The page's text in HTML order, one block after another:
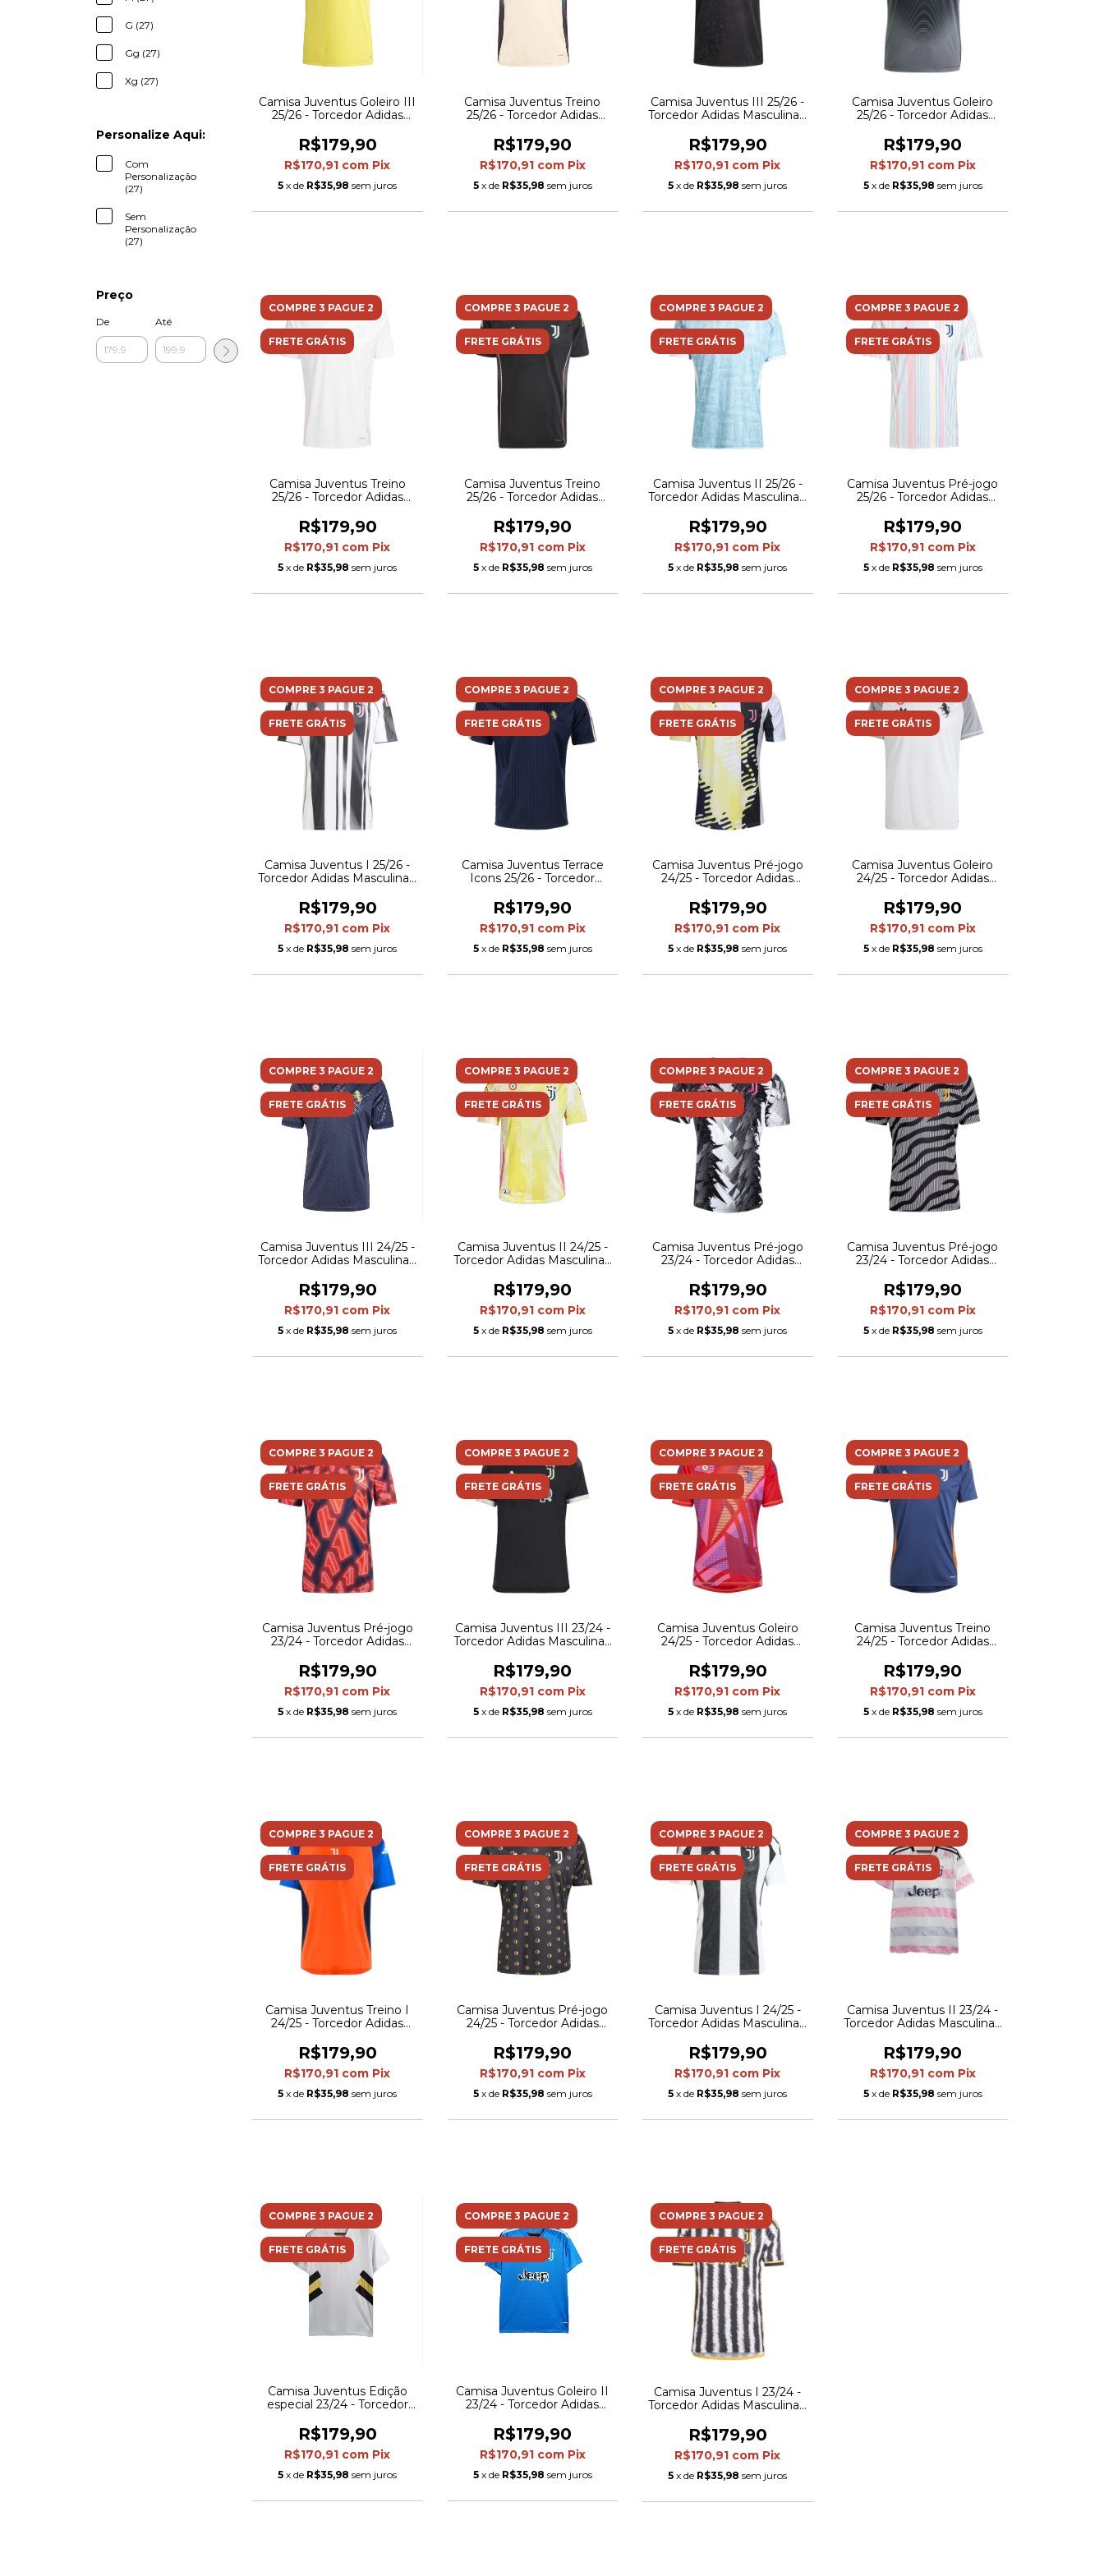
G (27)
Gg (27)
Xg (27)
Personalize Aqui:
Com
Personalização
(27)
Sem
Personalização
(27)
Preço
De Até
Camisa Juventus Goleiro III
25/26 - Torcedor Adidas
R$179,90
R$170,91 com Pix
5 x de R$35,98 sem juros
Camisa Juventus Treino
25/26 - Torcedor Adidas
R$179,90
R$170,91 com Pix
5 x de R$35,98 sem juros
Camisa Juventus III 25/26 -
Torcedor Adidas Masculina -
R$179,90
R$170,91 com Pix
5 x de R$35,98 sem juros
Camisa Juventus Goleiro
25/26 - Torcedor Adidas
R$179,90
R$170,91 com Pix
5 x de R$35,98 sem juros
COMPRE 3 PAGUE 2
FRETE GRÁTIS
Camisa Juventus Treino
25/26 - Torcedor Adidas
R$179,90
R$170,91 com Pix
5 x de R$35,98 sem juros
COMPRE 3 PAGUE 2
FRETE GRÁTIS
Camisa Juventus Treino
25/26 - Torcedor Adidas
R$179,90
R$170,91 com Pix
5 x de R$35,98 sem juros
COMPRE 3 PAGUE 2
FRETE GRÁTIS
Camisa Juventus II 25/26 -
Torcedor Adidas Masculina -
branco e amarelo
R$179,90
R$170,91 com Pix
5 x de R$35,98 sem juros
COMPRE 3 PAGUE 2
FRETE GRÁTIS
Camisa Juventus Pré-jogo
25/26 - Torcedor Adidas
detalhes em rosa e azul
R$179,90
R$170,91 com Pix
5 x de R$35,98 sem juros
COMPRE 3 PAGUE 2
FRETE GRÁTIS
Camisa Juventus I 25/26 -
Torcedor Adidas Masculina -
detalhes em rosa
R$179,90
R$170,91 com Pix
5 x de R$35,98 sem juros
COMPRE 3 PAGUE 2
FRETE GRÁTIS
Camisa Juventus Terrace
Icons 25/26 - Torcedor
detalhes em branco
R$179,90
R$170,91 com Pix
5 x de R$35,98 sem juros
COMPRE 3 PAGUE 2
FRETE GRÁTIS
Camisa Juventus Pré-jogo
24/25 - Torcedor Adidas
detalhes em amarelo e
preto
R$179,90
R$170,91 com Pix
5 x de R$35,98 sem juros
COMPRE 3 PAGUE 2
FRETE GRÁTIS
Camisa Juventus Goleiro
24/25 - Torcedor Adidas
detalhes em preto
R$179,90
R$170,91 com Pix
5 x de R$35,98 sem juros
COMPRE 3 PAGUE 2
FRETE GRÁTIS
Camisa Juventus III 24/25 -
Torcedor Adidas Masculina -
R$179,90
R$170,91 com Pix
5 x de R$35,98 sem juros
COMPRE 3 PAGUE 2
FRETE GRÁTIS
Camisa Juventus II 24/25 -
Torcedor Adidas Masculina -
R$179,90
R$170,91 com Pix
5 x de R$35,98 sem juros
COMPRE 3 PAGUE 2
FRETE GRÁTIS
Camisa Juventus Pré-jogo
23/24 - Torcedor Adidas
R$179,90
R$170,91 com Pix
5 x de R$35,98 sem juros
COMPRE 3 PAGUE 2
FRETE GRÁTIS
Camisa Juventus Pré-jogo
23/24 - Torcedor Adidas
detalhes em branco
R$179,90
R$170,91 com Pix
5 x de R$35,98 sem juros
COMPRE 3 PAGUE 2
FRETE GRÁTIS
Camisa Juventus Pré-jogo
23/24 - Torcedor Adidas
detalhes em vermelho
R$179,90
R$170,91 com Pix
5 x de R$35,98 sem juros
COMPRE 3 PAGUE 2
FRETE GRÁTIS
Camisa Juventus III 23/24 -
Torcedor Adidas Masculina -
R$179,90
R$170,91 com Pix
5 x de R$35,98 sem juros
COMPRE 3 PAGUE 2
FRETE GRÁTIS
Camisa Juventus Goleiro
24/25 - Torcedor Adidas
R$179,90
R$170,91 com Pix
5 x de R$35,98 sem juros
COMPRE 3 PAGUE 2
FRETE GRÁTIS
Camisa Juventus Treino
24/25 - Torcedor Adidas
R$179,90
R$170,91 com Pix
5 x de R$35,98 sem juros
COMPRE 3 PAGUE 2
FRETE GRÁTIS
Camisa Juventus Treino I
24/25 - Torcedor Adidas
R$179,90
R$170,91 com Pix
5 x de R$35,98 sem juros
COMPRE 3 PAGUE 2
FRETE GRÁTIS
Camisa Juventus Pré-jogo
24/25 - Torcedor Adidas
R$179,90
R$170,91 com Pix
5 x de R$35,98 sem juros
COMPRE 3 PAGUE 2
FRETE GRÁTIS
Camisa Juventus I 24/25 -
Torcedor Adidas Masculina -
R$179,90
R$170,91 com Pix
5 x de R$35,98 sem juros
COMPRE 3 PAGUE 2
FRETE GRÁTIS
Camisa Juventus II 23/24 -
Torcedor Adidas Masculina -
R$179,90
R$170,91 com Pix
5 x de R$35,98 sem juros
COMPRE 3 PAGUE 2
FRETE GRÁTIS
Camisa Juventus Edição
especial 23/24 - Torcedor
R$179,90
R$170,91 com Pix
5 x de R$35,98 sem juros
COMPRE 3 PAGUE 2
FRETE GRÁTIS
Camisa Juventus Goleiro II
23/24 - Torcedor Adidas
detalhes em branco e preto
R$179,90
R$170,91 com Pix
5 x de R$35,98 sem juros
COMPRE 3 PAGUE 2
FRETE GRÁTIS
Camisa Juventus I 23/24 -
Torcedor Adidas Masculina -
R$179,90
R$170,91 com Pix
5 x de R$35,98 sem juros